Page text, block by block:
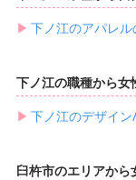
▶︎ 下ノ江のアパレ
下ノ江の職種から女
▶︎ 下ノ江のデザイ
臼杵市のエリアか